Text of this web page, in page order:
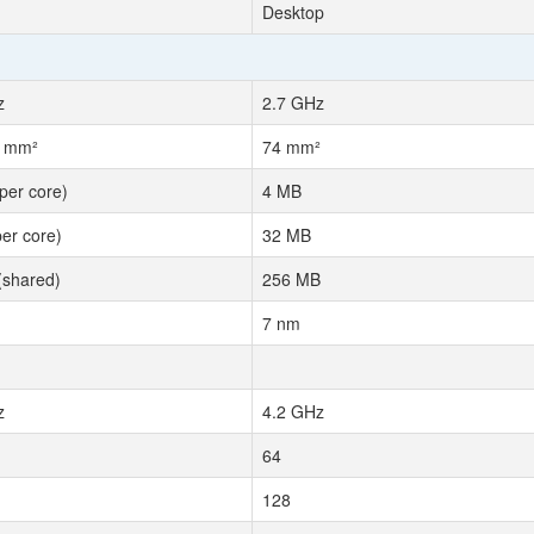
Desktop
2.7 GHz
74 mm²
core)
4 MB
core)
32 MB
256 MB
7 nm
4.2 GHz
64
128